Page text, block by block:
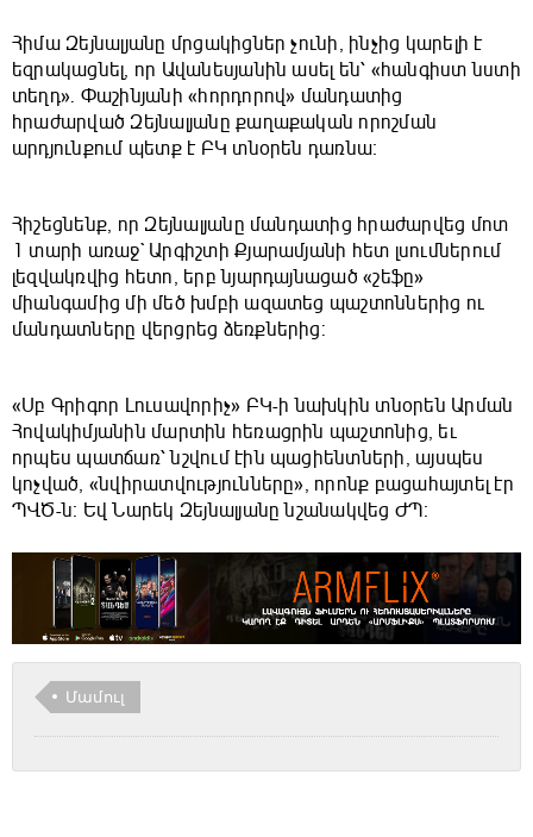
Հիմա Զեյնալյանը մրցակիցներ չունի, ինչից կարելի է
եզրակացնել, որ Ավանեսյանին ասել են՝ «հանգիստ նստի
տեղդ»․ Փաշինյանի «հորդորով» մանդատից
հրաժարված Զեյնալյանը քաղաքական որոշման
արդյունքում պետք է ԲԿ տնօրեն դառնա։
Հիշեցնենք, որ Զեյնալյանը մանդատից հրաժարվեց մոտ
1 տարի առաջ` Արգիշտի Քյարամյանի հետ լսումներում
լեզվակռվից հետո, երբ նյարդայնացած «շեֆը»
միանգամից մի մեծ խմբի ազատեց պաշտոններից ու
մանդատները վերցրեց ձեռքներից:
«Սբ Գրիգոր Լուսավորիչ» ԲԿ-ի նախկին տնօրեն Արման
Հովակիմյանին մարտին հեռացրին պաշտոնից, եւ
որպես պատճառ՝ նշվում էին պացիենտների, այսպես
կոչված, «նվիրատվությունները», որոնք բացահայտել էր
ՊՎԾ-ն։ Եվ Նարեկ Զեյնալյանը նշանակվեց ԺՊ։
Մամուլ